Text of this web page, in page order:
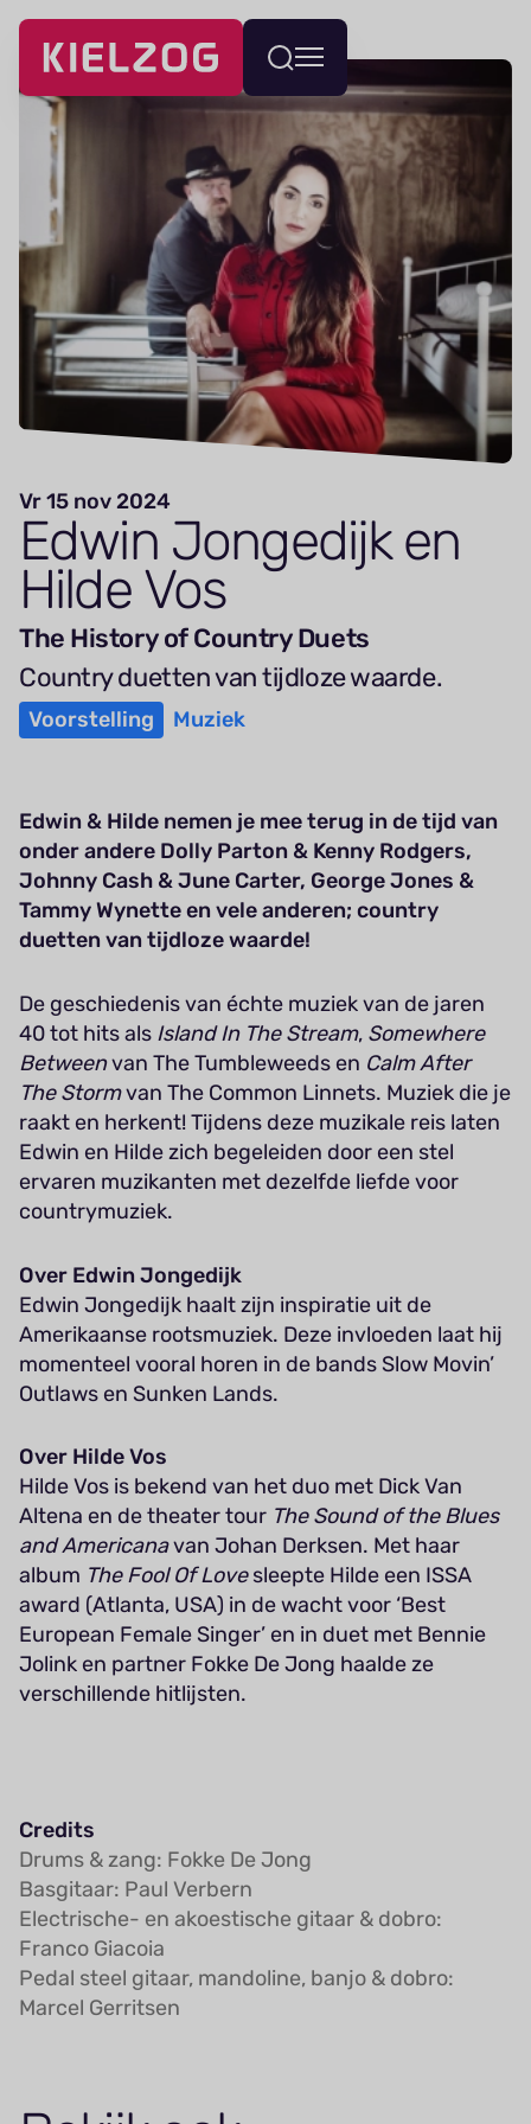
Navigatie
overslaan
Wissel
menu
Vr 15 nov 2024
Edwin Jon­gedijk en
Hilde Vos
The History of Country Duets
Country duetten van tijdloze waarde.
Voorstelling Muziek
Edwin & Hilde nemen je mee terug in de tijd van
onder andere Dolly Parton & Kenny Rodgers,
Johnny Cash & June Carter, George Jones &
Tammy Wynette en vele anderen; country
duetten van tijdloze waarde!
De geschiedenis van échte muziek van de jaren
40 tot hits als Island In The Stream, Somewhere
Betweenvan The Tumbleweeds en Calm After
The Stormvan The Common Linnets. Muziek die je
raakt en herkent! Tijdens deze muzikale reis laten
Edwin en Hilde zich begeleiden door een stel
ervaren muzikanten met dezelfde liefde voor
countrymuziek.
Over Edwin Jongedijk
Edwin Jongedijk haalt zijn inspiratie uit de
Amerikaanse rootsmuziek. Deze invloeden laat hij
momenteel vooral horen in de bands Slow Movin’
Outlaws en Sunken Lands.
Over Hilde Vos
Hilde Vos is bekend van het duo met Dick Van
Altena en de theater tour The Sound of the Blues
and Americanavan Johan Derksen. Met haar
album The Fool Of Lovesleepte Hilde een ISSA
award (Atlanta, USA) in de wacht voor ‘Best
European Female Singer’ en in duet met Bennie
Jolink en partner Fokke De Jong haalde ze
verschillende hitlijsten.
Credits
Drums & zang: Fokke De Jong
Basgitaar: Paul Verbern
Electrische- en akoestische gitaar & dobro:
Franco Giacoia
Pedal steel gitaar, mandoline, banjo & dobro:
Marcel Gerritsen